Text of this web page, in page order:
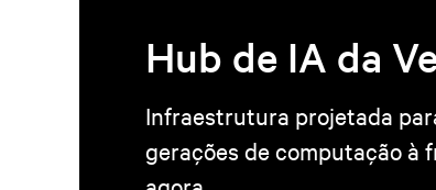
Hub de IA da
Infraestrutura projetada
gerações de computação à